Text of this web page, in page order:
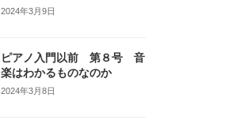
2024年3月9日
ピアノ入門以前 第８号 音
楽はわかるものなのか
2024年3月8日